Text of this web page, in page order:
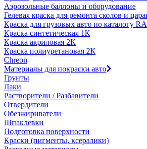
Аэрозольные баллоны и оборудование
Гелевая краска для ремонта сколов и
Краска для грузовых авто по каталогу
Краска синтетическая 1К
Краска акриловая 2К
Краска полиуретановая 2К
Chreon
Материалы для покраски авто
Грунты
Лаки
Растворители / Разбавители
Отвердители
Обезжириватели
Шпаклевки
Подготовка поверхности
Краски (пигменты, ксералики)